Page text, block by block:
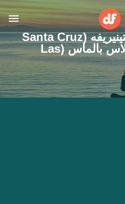
سانتا كروث دي تينيريفه (Santa Cruz
de Tenerife) - لاس بالماس (Las